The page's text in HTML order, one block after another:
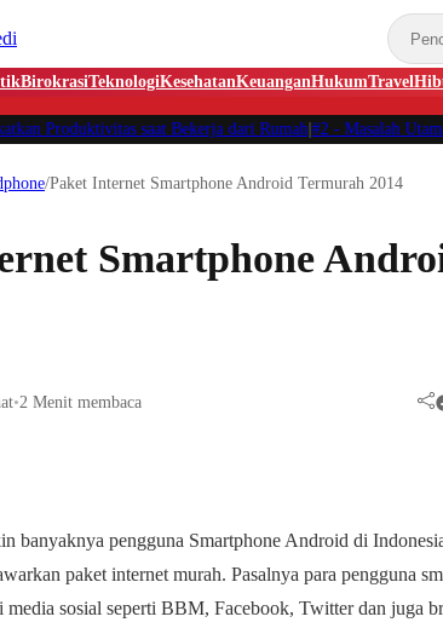
BirokrasiTeknologiKesehatanKeuanganHukumTravel
Produktivitas saat Bekerja dari Rumah|#2 -Masalah Utama
/Paket Internet Smartphone Android Termurah 2014
Smartphone
•2 Menit membaca Facebook
banyaknya pengguna Smartphone Android di
paket internet murah. Pasalnya para pengguna
media sosial seperti BBM, Facebook, Twitter dan juga